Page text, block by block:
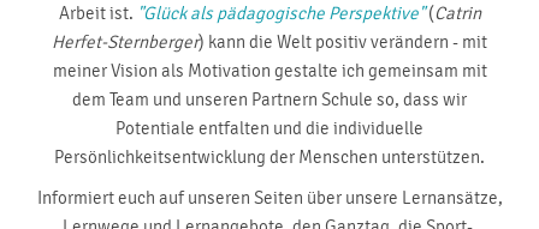
Arbeit ist. "Glück als pädagogische Perspektive"(Catrin
Herfet-Sternberger) kann die Welt positiv verändern - mit
meiner Vision als Motivation gestalte ich gemeinsam mit
dem Team und unseren Partnern Schule so, dass wir
Potentiale entfalten und die individuelle
Persönlichkeitsentwicklung der Menschen unterstützen.
Informiert euch auf unseren Seiten über unsere Lernansätze,